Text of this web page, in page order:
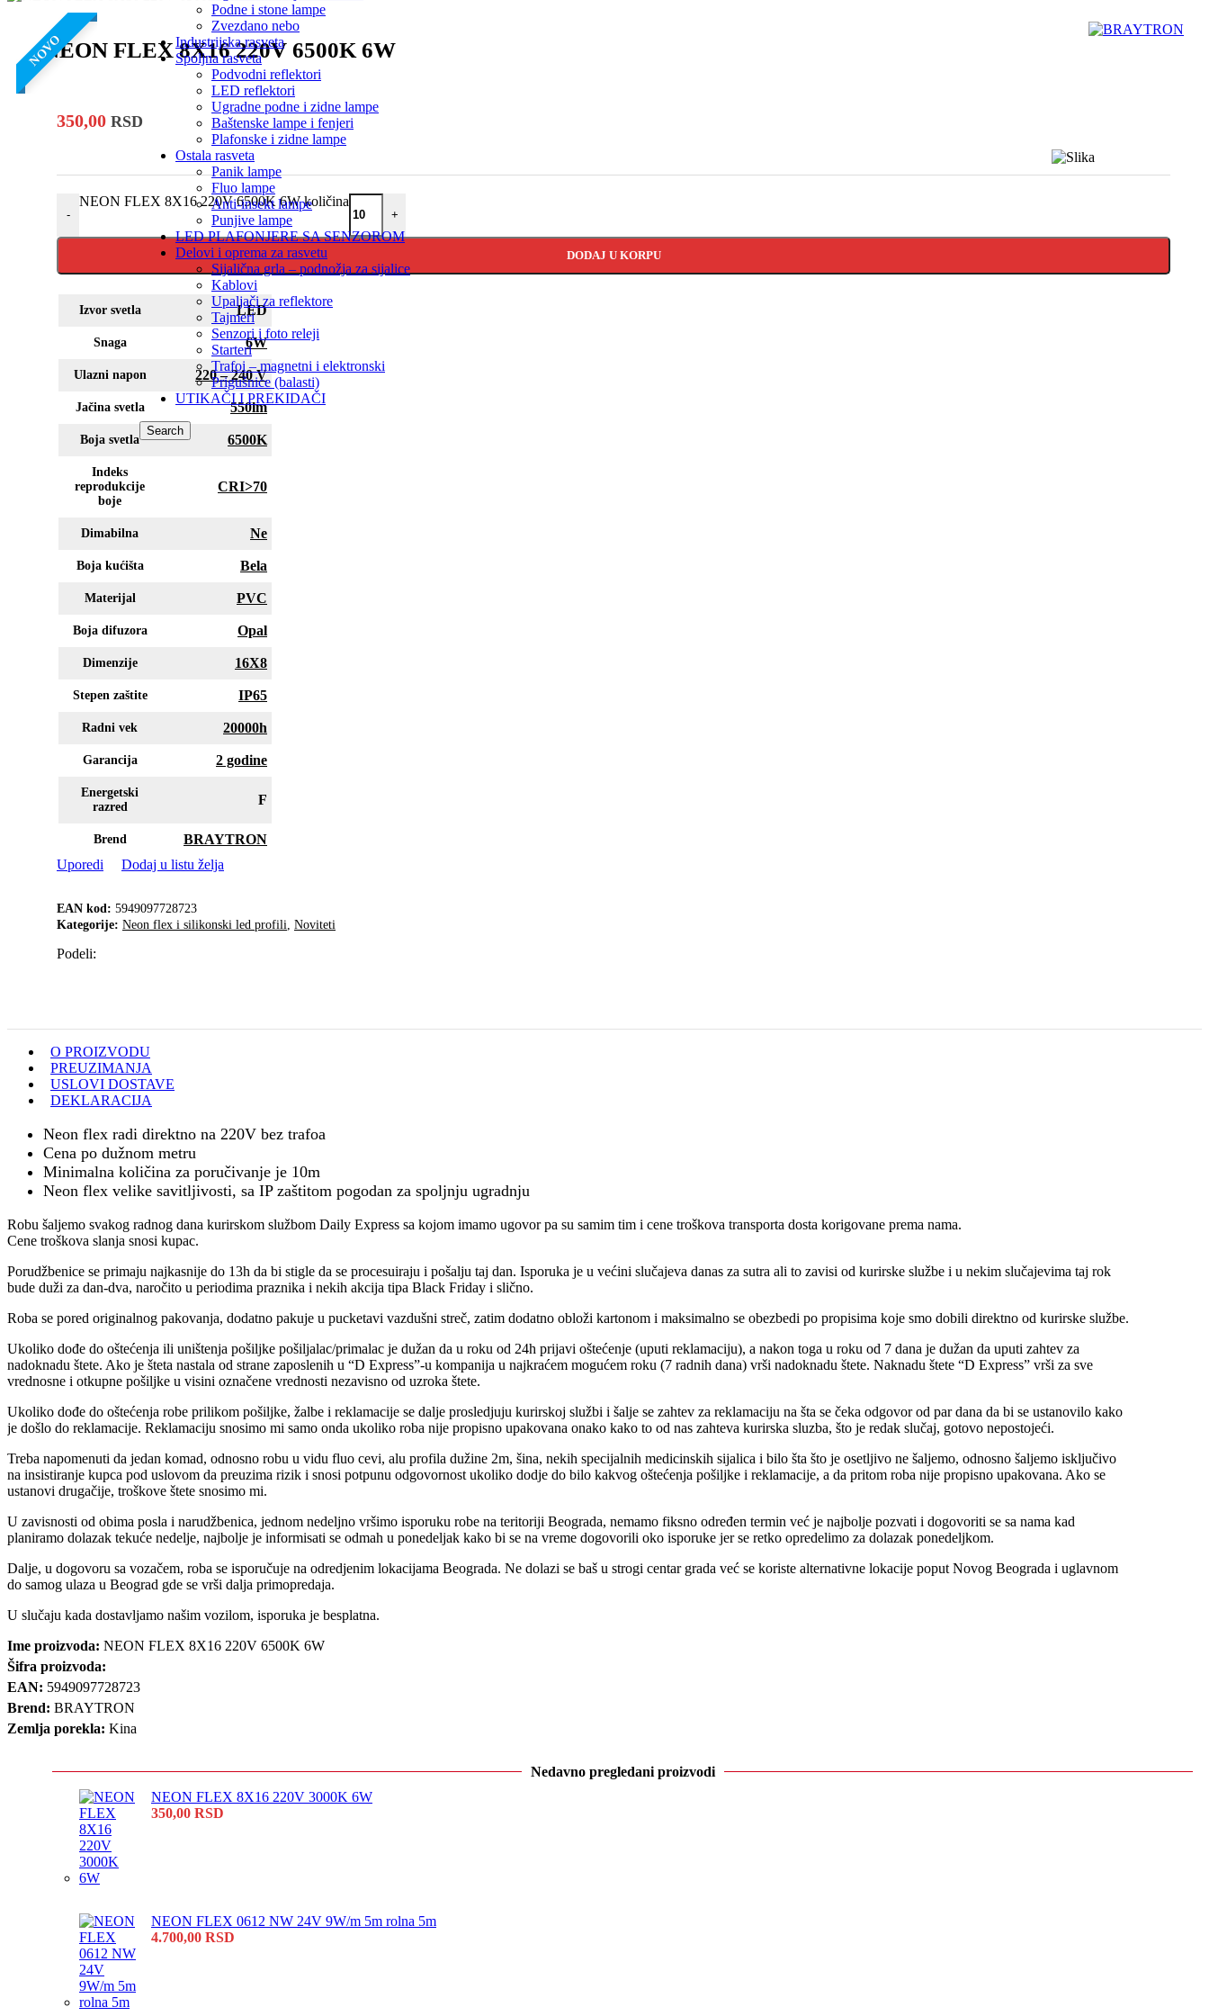
Podne i stone lampe
Zvezdano nebo
Industrijska rasveta
Spoljna rasveta
Podvodni reflektori
LED reflektori
Ugradne podne i zidne lampe
Baštenske lampe i fenjeri
Plafonske i zidne lampe
Ostala rasveta
Panik lampe
Fluo lampe
Anti-insekt lampe
Punjive lampe
LED PLAFONJERE SA SENZOROM
Delovi i oprema za rasvetu
Sijalična grla – podnožja za sijalice
Kablovi
Upaljači za reflektore
Tajmeri
Senzori i foto releji
Starteri
Trafoi – magnetni i elektronski
Prigušnice (balasti)
UTIKAČI I PREKIDAČI
Search
NOVO
NEON FLEX 8X16 220V 6500K 6W
350,00 RSD
-
NEON FLEX 8X16 220V 6500K 6W količina
+
DODAJ U KORPU
Izvor svetla LED
Snaga 6W
Ulazni napon 220 – 240 V
Jačina svetla 550lm
Boja svetla 6500K
Indeks
reprodukcije
boje
CRI>70
Dimabilna Ne
Boja kućišta Bela
Materijal PVC
Boja difuzora Opal
Dimenzije 16X8
Stepen zaštite IP65
Radni vek 20000h
Garancija 2 godine
Energetski
razred
F
Brend
BRAYTRON
Uporedi
Dodaj u listu želja
EAN kod: 5949097728723
Kategorije: Neon flex i silikonski led profili Noviteti
Podeli:
O PROIZVODU
PREUZIMANJA
USLOVI DOSTAVE
DEKLARACIJA
Neon flex radi direktno na 220V bez trafoa
Cena po dužnom metru
Minimalna količina za poručivanje je 10m
Neon flex velike savitljivosti, sa IP zaštitom pogodan za spoljnju ugradnju
Robu šaljemo svakog radnog dana kurirskom službom Daily Express sa kojom imamo ugovor pa su samim tim i cene troškova transporta dosta korigovane prema nama.
Cene troškova slanja snosi kupac.
Porudžbenice se primaju najkasnije do 13h da bi stigle da se procesuiraju i pošalju taj dan. Isporuka je u većini slučajeva danas za sutra ali to zavisi od kurirske službe i u nekim slučajevima taj rok
bude duži za dan-dva, naročito u periodima praznika i nekih akcija tipa Black Friday i slično.
Roba se pored originalnog pakovanja, dodatno pakuje u pucketavi vazdušni streč, zatim dodatno obloži kartonom i maksimalno se obezbedi po propisima koje smo dobili direktno od kurirske službe.
Ukoliko dođe do oštećenja ili uništenja pošiljke pošiljalac/primalac je dužan da u roku od 24h prijavi oštećenje (uputi reklamaciju), a nakon toga u roku od 7 dana je dužan da uputi zahtev za
nadoknadu štete. Ako je šteta nastala od strane zaposlenih u “D Express”-u kompanija u najkraćem mogućem roku (7 radnih dana) vrši nadoknadu štete. Naknadu štete “D Express” vrši za sve
vrednosne i otkupne pošiljke u visini označene vrednosti nezavisno od uzroka štete.
Ukoliko dođe do oštećenja robe prilikom pošiljke, žalbe i reklamacije se dalje prosledjuju kurirskoj službi i šalje se zahtev za reklamaciju na šta se čeka odgovor od par dana da bi se ustanovilo kako
je došlo do reklamacije. Reklamaciju snosimo mi samo onda ukoliko roba nije propisno upakovana onako kako to od nas zahteva kurirska sluzba, što je redak slučaj, gotovo nepostojeći.
Treba napomenuti da jedan komad, odnosno robu u vidu fluo cevi, alu profila dužine 2m, šina, nekih specijalnih medicinskih sijalica i bilo šta što je osetljivo ne šaljemo, odnosno šaljemo isključivo
na insistiranje kupca pod uslovom da preuzima rizik i snosi potpunu odgovornost ukoliko dodje do bilo kakvog oštećenja pošiljke i reklamacije, a da pritom roba nije propisno upakovana. Ako se
ustanovi drugačije, troškove štete snosimo mi.
U zavisnosti od obima posla i narudžbenica, jednom nedeljno vršimo isporuku robe na teritoriji Beograda, nemamo fiksno određen termin već je najbolje pozvati i dogovoriti se sa nama kad
planiramo dolazak tekuće nedelje, najbolje je informisati se odmah u ponedeljak kako bi se na vreme dogovorili oko isporuke jer se retko opredelimo za dolazak ponedeljkom.
Dalje, u dogovoru sa vozačem, roba se isporučuje na odredjenim lokacijama Beograda. Ne dolazi se baš u strogi centar grada već se koriste alternativne lokacije poput Novog Beograda i uglavnom
do samog ulaza u Beograd gde se vrši dalja primopredaja.
U slučaju kada dostavljamo našim vozilom, isporuka je besplatna.
Ime proizvoda: NEON FLEX 8X16 220V 6500K 6W
Šifra proizvoda:
EAN: 5949097728723
Brend: BRAYTRON
Zemlja porekla: Kina
Nedavno pregledani proizvodi
NEON FLEX 8X16 220V 3000K 6W
350,00 RSD
NEON FLEX 0612 NW 24V 9W/m 5m rolna 5m
4.700,00 RSD